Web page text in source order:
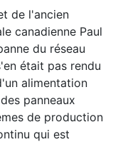
de l'ancien
canadienne Paul
du réseau
était pas rendu
alimentation
panneaux
de production
qui est